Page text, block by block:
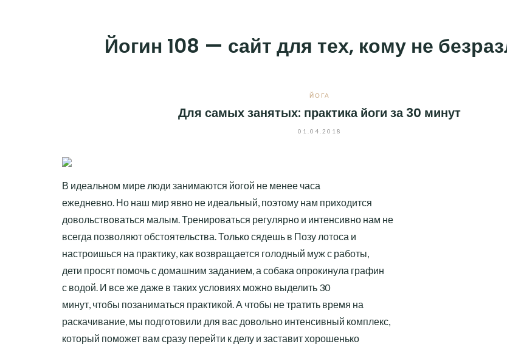
Йогин 108 — сайт для тех, кому не
ЙОГА
Для самых занятых: практика йоги за 30 минут
01.04.2018
В идеальном мире люди занимаются йогой не менее часа
ежедневно. Но наш мир явно не идеальный, поэтому нам приходится
довольствоваться малым. Тренироваться регулярно и интенсивно нам не
всегда позволяют обстоятельства. Только сядешь в Позу лотоса и
настроишься на практику, как возвращается голодный муж с работы,
дети просят помочь с домашним заданием, а собака опрокинула графин
с водой. И все же даже в таких условиях можно выделить 30
минут, чтобы позаниматься практикой. А чтобы не тратить время на
раскачивание, мы подготовили для вас довольно интенсивный комплекс,
который поможет вам сразу перейти к делу и заставит хорошенько